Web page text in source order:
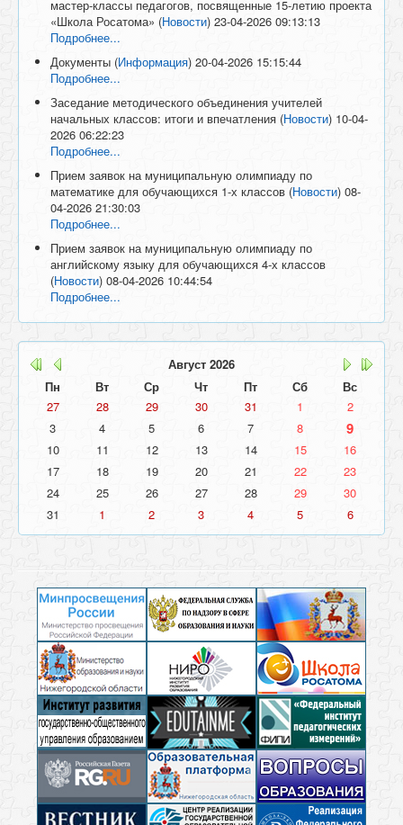
мастер-классы педагогов, посвященные 15-летию проекта
«Школа Росатома» (Новости) 23-04-2026 09:13:13
Подробнее...
Документы (Информация) 20-04-2026 15:15:44
Подробнее...
Заседание методического объединения учителей
начальных классов: итоги и впечатления (Новости) 10-04-
2026 06:22:23
Подробнее...
Прием заявок на муниципальную олимпиаду по
математике для обучающихся 1-х классов (Новости) 08-
04-2026 21:30:03
Подробнее...
Прием заявок на муниципальную олимпиаду по
английскому языку для обучающихся 4-х классов
(Новости) 08-04-2026 10:44:54
Подробнее...
Август 2026
Пн
Вт Ср Чт Пт Сб
Вс
27
28 29 30 31 1
2
3
4 5 6 7 8 9
10 11 12 13 14 15
16
17
18 19 20 21 22
23
24
25 26 27 28 29
30
31
1 2 3 4 5 6